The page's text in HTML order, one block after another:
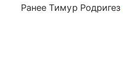
Ранее Тимур Родригез